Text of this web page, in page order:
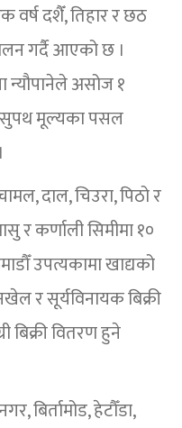
वर्ष दशैँ, तिहार र छठ
गर्दै आएको छ ।
न्यौपानेले असोज १
सुपथ मूल्यका पसल
दाल, चिउरा, पिठो र
र कर्णाली सिमीमा १०
उपत्यकामा खाद्यको
र सूर्यविनायक बिक्री
बिक्री वितरण हुने
बिर्तामोड, हेटौँडा,